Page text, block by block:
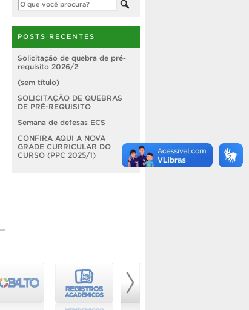
POSTS RECENTES
Solicitação de quebra de pré-
requisito 2026/2
(sem título)
SOLICITAÇÃO DE QUEBRAS
DE PRÉ-REQUISITO
Semana de defesas ECS
CONFIRA AQUI A NOVA
GRADE CURRICULAR DO
CURSO (PPC 2025/1)